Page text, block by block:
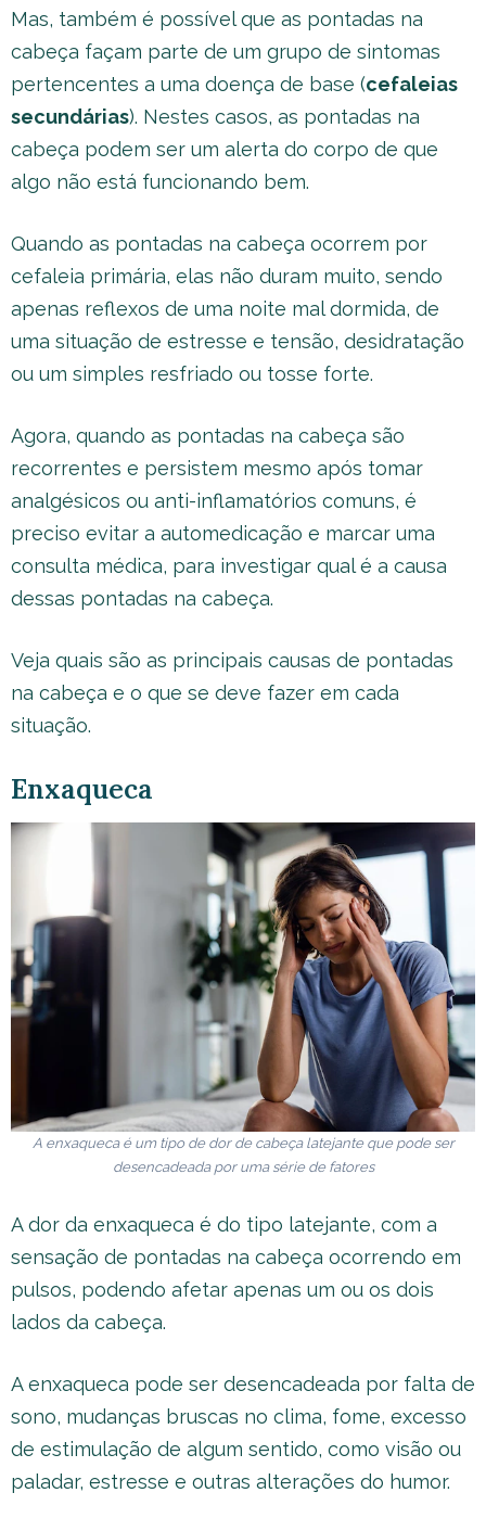
Mas, também é possível que as pontadas na
cabeça façam parte de um grupo de sintomas
pertencentes a uma doença de base (cefaleias
secundárias). Nestes casos, as pontadas na
cabeça podem ser um alerta do corpo de que
algo não está funcionando bem.
Quando as pontadas na cabeça ocorrem por
cefaleia primária, elas não duram muito, sendo
apenas reflexos de uma noite mal dormida, de
uma situação de estresse e tensão, desidratação
ou um simples resfriado ou tosse forte.
Agora, quando as pontadas na cabeça são
recorrentes e persistem mesmo após tomar
analgésicos ou anti-inflamatórios comuns, é
preciso evitar a automedicação e marcar uma
consulta médica, para investigar qual é a causa
dessas pontadas na cabeça.
Veja quais são as principais causas de pontadas
na cabeça e o que se deve fazer em cada
situação.
Enxaqueca
A enxaqueca é um tipo de dor de cabeça latejante que pode ser
desencadeada por uma série de fatores
A dor da enxaqueca é do tipo latejante, com a
sensação de pontadas na cabeça ocorrendo em
pulsos, podendo afetar apenas um ou os dois
lados da cabeça.
A enxaqueca pode ser desencadeada por falta de
sono, mudanças bruscas no clima, fome, excesso
de estimulação de algum sentido, como visão ou
paladar, estresse e outras alterações do humor.